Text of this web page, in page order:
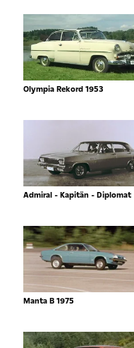
Olympia Rekord 1953
Admiral - Kapitän - Diplomat
Manta B 1975